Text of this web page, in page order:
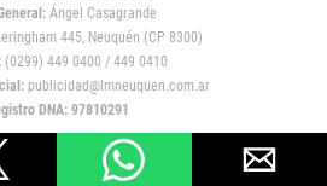
Ángel Casagrande
445, Neuquén (CP 8300)
(0299) 449 0400 / 449 0410
publicidad@lmneuquen.com.ar
DNA: 97810291
LM Neuquen© 2026,